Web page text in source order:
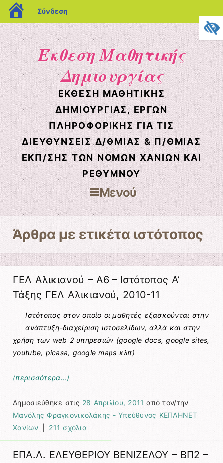
blogs.sch.gr
Σύνδεση
Έκθεση Μαθητικής
Δημιουργίας
ΈΚΘΕΣΗ ΜΑΘΗΤΙΚΉΣ
ΔΗΜΙΟΥΡΓΊΑΣ, ΈΡΓΩΝ
ΠΛΗΡΟΦΟΡΙΚΉΣ ΓΙΑ ΤΙΣ
ΔΙΕΥΘΎΝΣΕΙΣ Δ/ΘΜΙΑΣ & Π/ΘΜΙΑΣ
ΕΚΠ/ΣΗΣ ΤΩΝ ΝΟΜΏΝ ΧΑΝΊΩΝ ΚΑΙ
ΡΕΘΎΜΝΟΥ
Μενού
Μετάβαση στο περιεχόμενο
Άρθρα με ετικέτα ιστότοπος
ΓΕΛ Αλικιανού – Α6 – Ιστότοπος Α’
Τάξης ΓΕΛ Αλικιανού, 2010-11
Ιστότοπος στον οποίο οι μαθητές εξασκούνται στην
ανάπτυξη-διαχείριση ιστοσελίδων, αλλά και στην
χρήση των web 2 υπηρεσιών (google docs, google sites,
youtube, picasa, google maps κλπ)
(περισσότερα…)
Δημοσιεύθηκε στις 28 Απριλίου, 2011 από τον/την
Μανόλης Φραγκονικολάκης - Υπεύθυνος ΚΕΠΛΗΝΕΤ
Χανίων
211 σχόλια
ΕΠΑ.Λ. ΕΛΕΥΘΕΡΙΟΥ ΒΕΝΙΖΕΛΟΥ – ΒΠ2 –